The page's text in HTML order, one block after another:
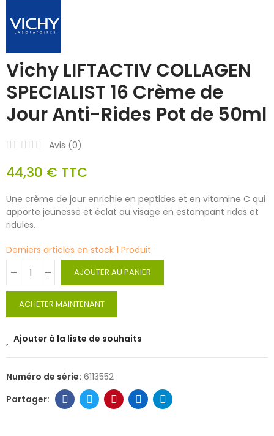
Vichy LIFTACTIV COLLAGEN
SPECIALIST 16 Crème de
Jour Anti-Rides Pot de 50ml
Avis (0)
44,30 € TTC
Une crème de jour enrichie en peptides et en vitamine C qui
apporte jeunesse et éclat au visage en estompant rides et
ridules.
Derniers articles en stock 1 Produit
AJOUTER AU PANIER
ACHETER MAINTENANT
Ajouter à la liste de souhaits
Numéro de série: 6113552